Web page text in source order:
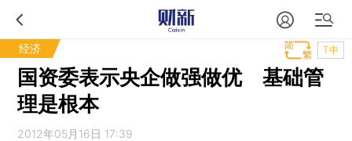
经济 T中
国资委表示央企做强做优 基础管
理是根本
2012年05月16日 17:39